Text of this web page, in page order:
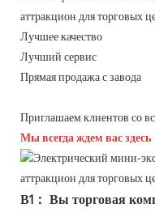
Лучшее качество
Лучший сервис
Прямая продажа с завода
Приглашаем клиентов со
Мы всегда ждем вас здесь
В1： Вы торговая